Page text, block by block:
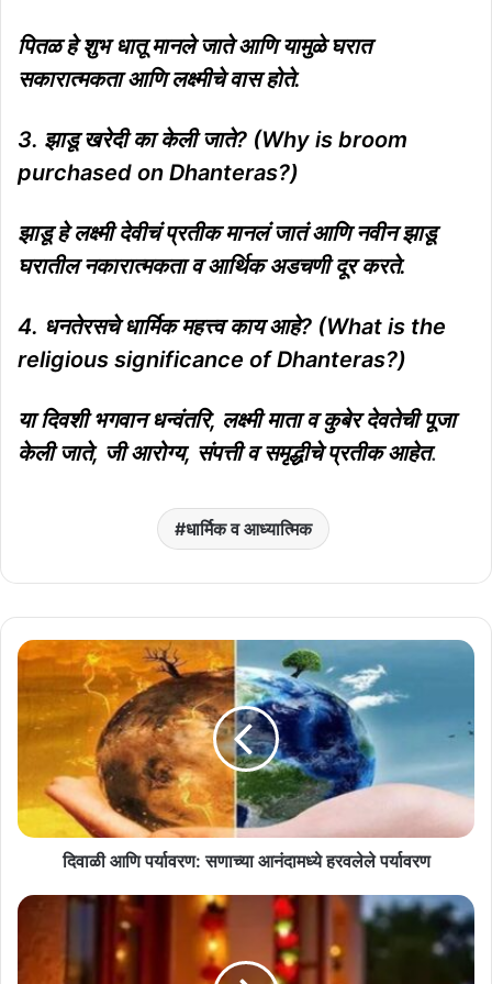
पितळ हे शुभ धातू मानले जाते आणि यामुळे घरात
सकारात्मकता आणि लक्ष्मीचे वास होते.
3. झाडू खरेदी का केली जाते? (Why is broom
purchased on Dhanteras?)
झाडू हे लक्ष्मी देवीचं प्रतीक मानलं जातं आणि नवीन झाडू
घरातील नकारात्मकता व आर्थिक अडचणी दूर करते.
4. धनतेरसचे धार्मिक महत्त्व काय आहे? (What is the
religious significance of Dhanteras?)
या दिवशी भगवान धन्वंतरि, लक्ष्मी माता व कुबेर देवतेची पूजा
केली जाते, जी आरोग्य, संपत्ती व समृद्धीचे प्रतीक आहेत.
धार्मिक व आध्यात्मिक
दिवाळी
पर्यावरण:
सणाच्या
आनंदामध्ये
पर्यावरण
दिवाळी आणि पर्यावरण: सणाच्या आनंदामध्ये हरवलेले पर्यावरण
दिवाळीला
लावतात?